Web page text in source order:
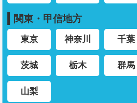
関東・甲信地方
東京 神奈川 千葉
茨城 栃木 群馬
山梨